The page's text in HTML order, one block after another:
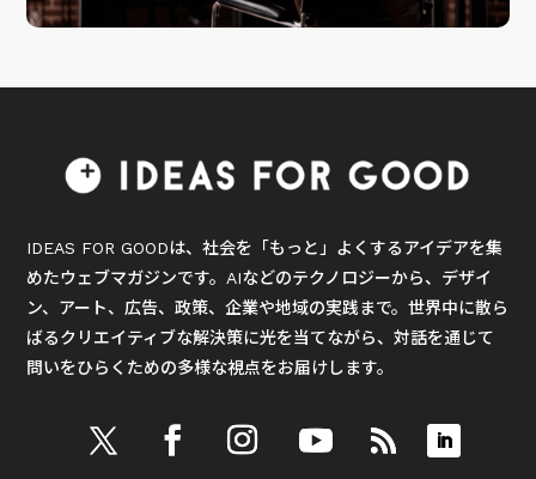
IDEAS FOR GOODは、社会を「もっと」よくするアイデアを集
めたウェブマガジンです。AIなどのテクノロジーから、デザイ
ン、アート、広告、政策、企業や地域の実践まで。世界中に散ら
ばるクリエイティブな解決策に光を当てながら、対話を通じて
問いをひらくための多様な視点をお届けします。